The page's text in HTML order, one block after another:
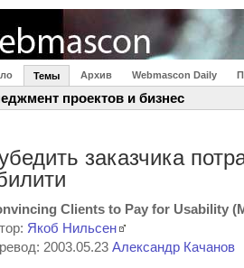
Темы Архив Webmascon Daily
проектов и бизнес
заказчика
Clients to Pay for Usability
Якоб Нильсен
2003.05.23 Александр Качанов